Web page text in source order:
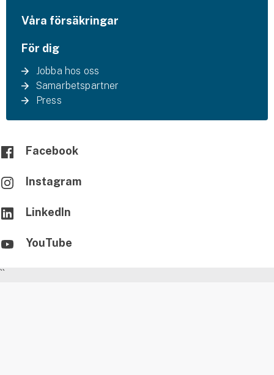
Våra försäkringar
För dig
Jobba hos oss
Samarbetspartner
Press
Facebook
Instagram
LinkedIn
YouTube
``